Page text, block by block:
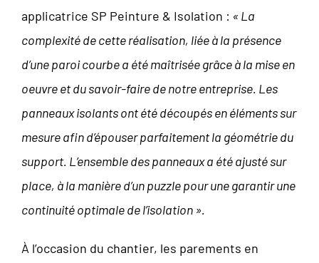
applicatrice SP Peinture & Isolation : « La
complexité de cette réalisation, liée à la présence
d’une paroi courbe a été maîtrisée grâce à la mise en
oeuvre et du savoir-faire de notre entreprise. Les
panneaux isolants ont été découpés en éléments sur
mesure afin d’épouser parfaitement la géométrie du
support. L’ensemble des panneaux a été ajusté sur
place, à la manière d’un puzzle pour une garantir une
continuité optimale de l’isolation ».
À l’occasion du chantier, les parements en